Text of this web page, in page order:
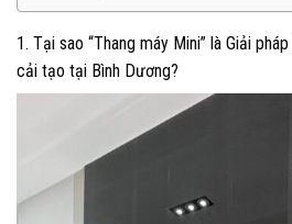
1. Tại sao “Thang máy Mini” là Giải
cải tạo tại Bình Dương?